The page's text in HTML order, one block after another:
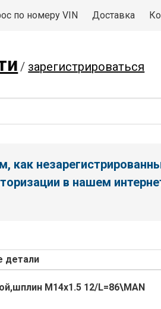
по номеру VIN Доставка
/ зарегистрироваться
как
в нашем
детали
M14x1.5 12/L=86\MAN